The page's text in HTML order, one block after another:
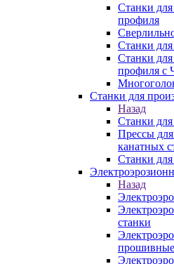
Станки
профиля
Станки
Станки
профиля с
Станки для
Назад
Станки для
Прессы
канатных
Станки для
Назад
станки
прошивные